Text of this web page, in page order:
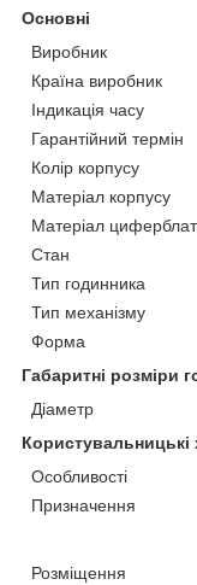
Основні
Виробник
Країна виробник
Індикація часу
Гарантійний термін
Колір корпусу
Матеріал корпусу
Матеріал
Стан
Тип годинника
Тип механізму
Форма
Габаритні розміри
Діаметр
Користувальницькі
Особливості
Призначення
Розміщення